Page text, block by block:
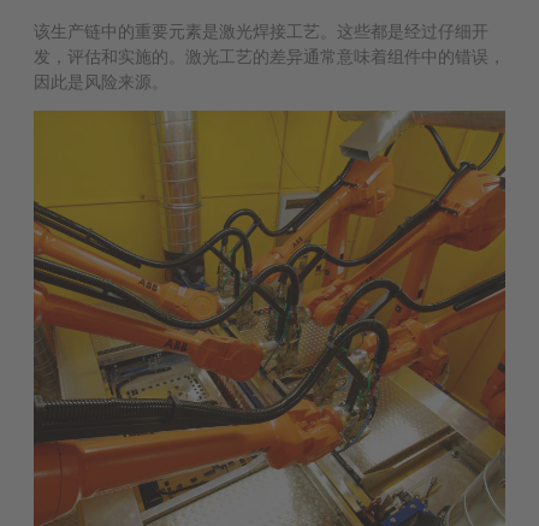
该生产链中的重要元素是激光焊接工艺。这些都是经过仔细开
发，评估和实施的。激光工艺的差异通常意味着组件中的错误，
因此是风险来源。